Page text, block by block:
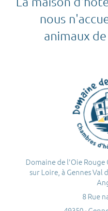
nous
animaux
Domaine de l'Oie Rouge
sur Loire, à Gennes Val
8 Rue